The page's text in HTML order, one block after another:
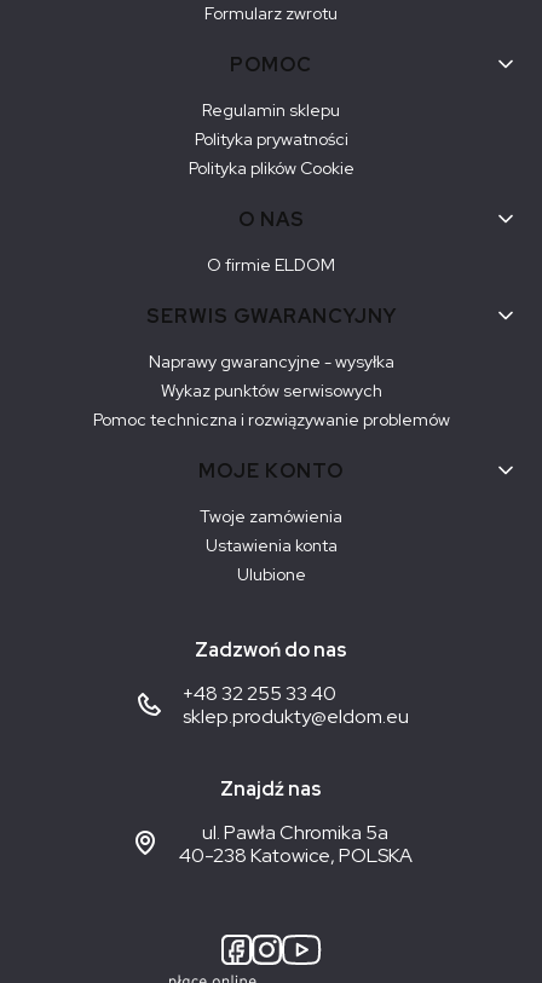
Formularz zwrotu
POMOC
Regulamin sklepu
Polityka prywatności
Polityka plików Cookie
O NAS
O firmie ELDOM
SERWIS GWARANCYJNY
Naprawy gwarancyjne - wysyłka
Wykaz punktów serwisowych
Pomoc techniczna i rozwiązywanie problemów
MOJE KONTO
Twoje zamówienia
Ustawienia konta
Ulubione
Zadzwoń do nas
+48 32 255 33 40
sklep.produkty@eldom.eu
Znajdź nas
ul. Pawła Chromika 5a
40-238 Katowice, POLSKA